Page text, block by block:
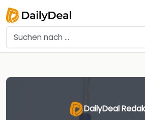
DailyDeal